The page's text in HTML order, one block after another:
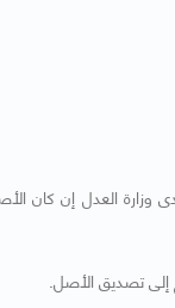
العدل إن كان الأصل
إلى تصديق الأصل.